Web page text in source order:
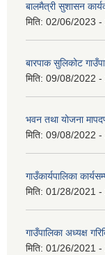
बालमैत्री सुशासन
मिति: 02/06/2023 -
बारपाक सुलिकोट
मिति: 09/08/2022 -
भवन तथा योजना
मिति: 09/08/2022 -
गाउँकार्यपालिका
मिति: 01/28/2021 -
गाउँपालिका अध्यक्ष
मिति: 01/26/2021 -